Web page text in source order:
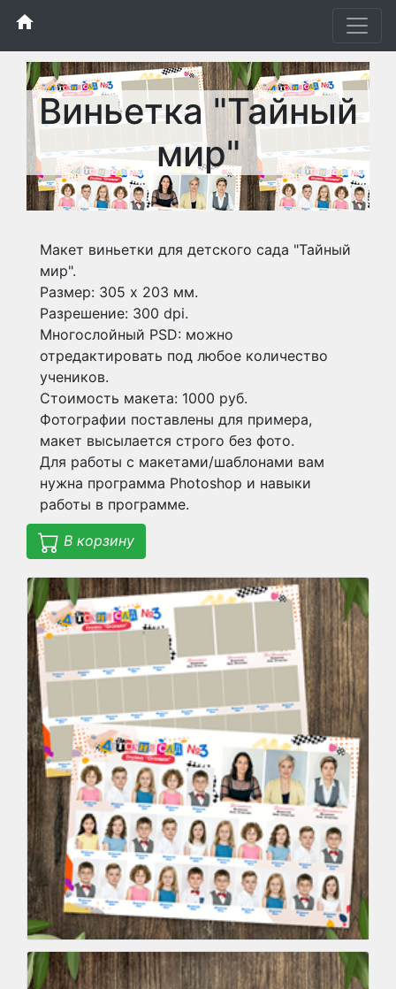
home
Виньетка "Тайный
мир"
Макет виньетки для детского сада "Тайный
мир".
Размер: 305 х 203 мм.
Разрешение: 300 dpi.
Многослойный PSD: можно
отредактировать под любое количество
учеников.
Стоимость макета: 1000 руб.
Фотографии поставлены для примера,
макет высылается строго без фото.
Для работы с макетами/шаблонами вам
нужна программа Photoshop и навыки
работы в программе.
В корзину